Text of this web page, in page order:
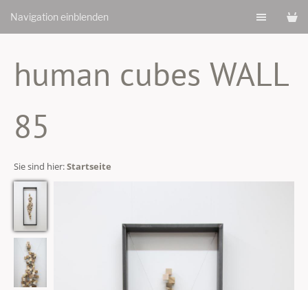
Navigation einblenden
human cubes WALL
85
Sie sind hier:Startseite